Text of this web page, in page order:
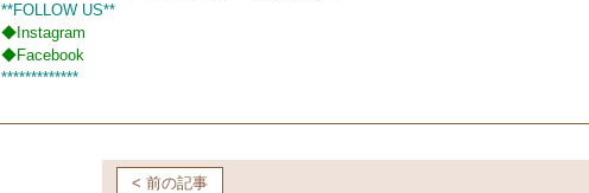
**FOLLOW US**
◆ Instagram
◆Facebook
*************
< 前の記事